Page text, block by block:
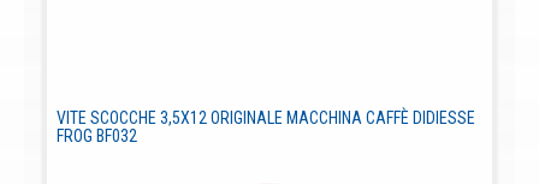
VITE SCOCCHE 3,5X12 ORIGINALE MACCHINA CAFFÈ DIDIESSE
FROG BF032